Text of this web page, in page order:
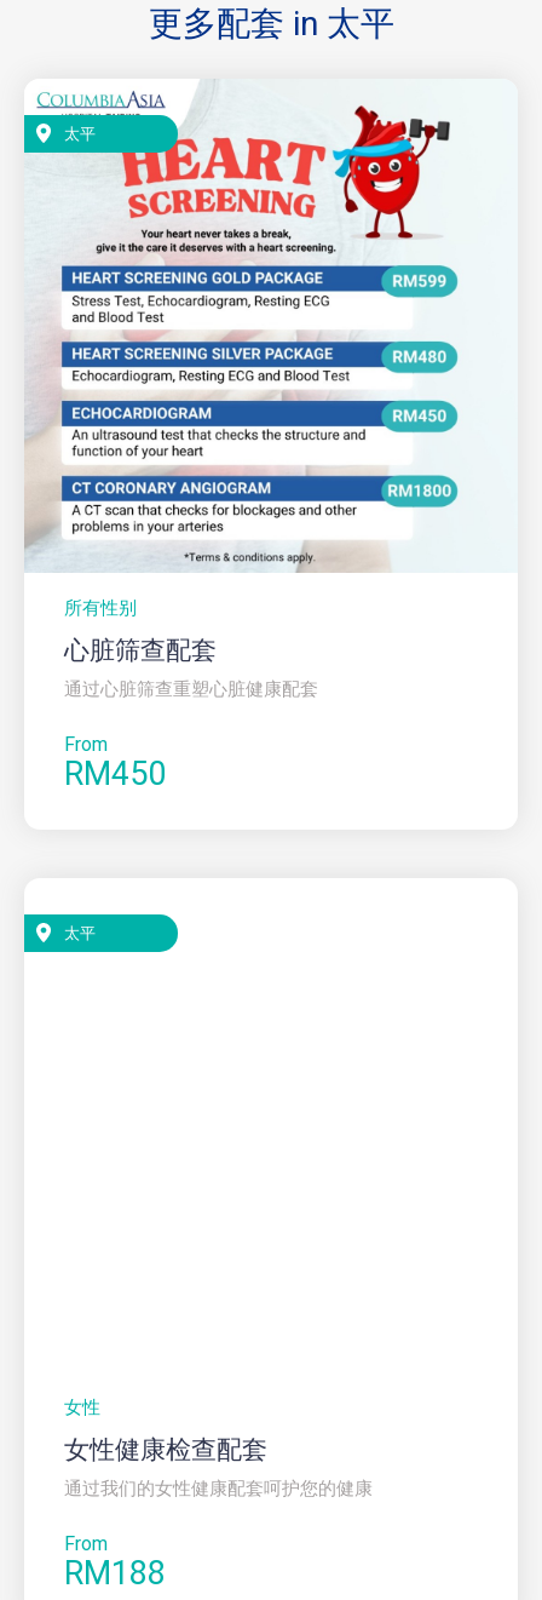
更多配套 in 太平
太平
所有性别
心脏筛查配套
通过心脏筛查重塑心脏健康配套
From
RM450
太平
女性
女性健康检查配套
通过我们的女性健康配套呵护您的健康
From
RM188